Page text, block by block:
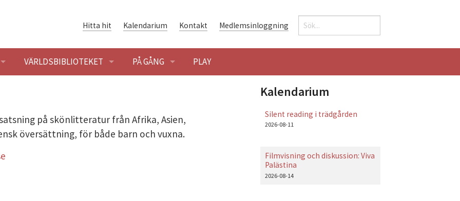
Sökformulär
Sök
Hitta hit Kalendarium Kontakt Medlemsinloggning
VÄRLDSBIBLIOTEKET
SÖK OCH LÅNA
VÄRLDSLITTERATUR
PÅ GÅNG
KALENDARIUM
PLAY
på skönlitteratur från Afrika, Asien,
översättning, för både barn och vuxna.
Kalendarium
Silent reading i trädgården
2026-08-11
Filmvisning och diskussion: Viva
Palästina
2026-08-14